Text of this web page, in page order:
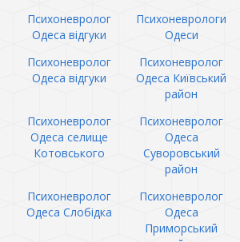
Психоневролог
Одеса відгуки
Психоневрологи
Одеси
Психоневролог
Одеса відгуки
Психоневролог
Одеса Київський
район
Психоневролог
Одеса селище
Котовського
Психоневролог
Одеса
Суворовський
район
Психоневролог
Одеса Слобідка
Психоневролог
Одеса
Приморський